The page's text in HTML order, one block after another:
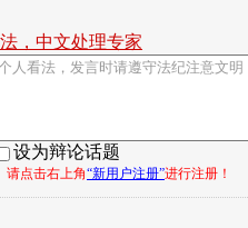
，中文处理专家
设为辩论话题
请点击右上角“新用户注册”进行注册！